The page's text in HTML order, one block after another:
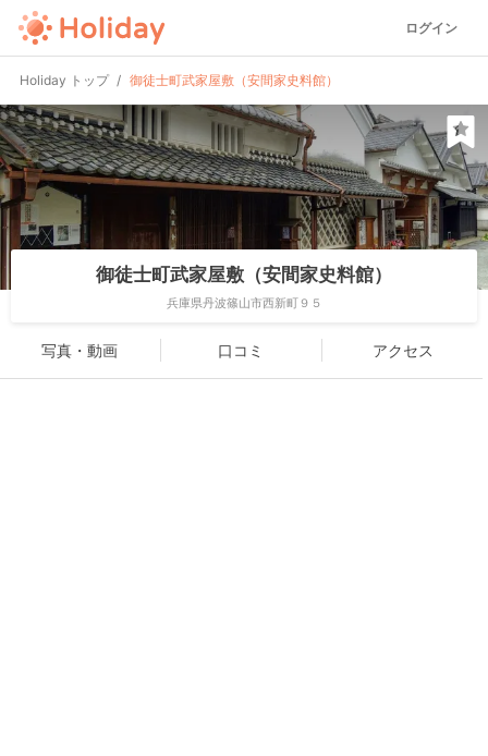
ログイン
Holiday トップ 御徒士町武家屋敷（安間家史料館）
御徒士町武家屋敷（安間家史料館）
兵庫県丹波篠山市西新町９５
写真・動画 口コミ アクセス